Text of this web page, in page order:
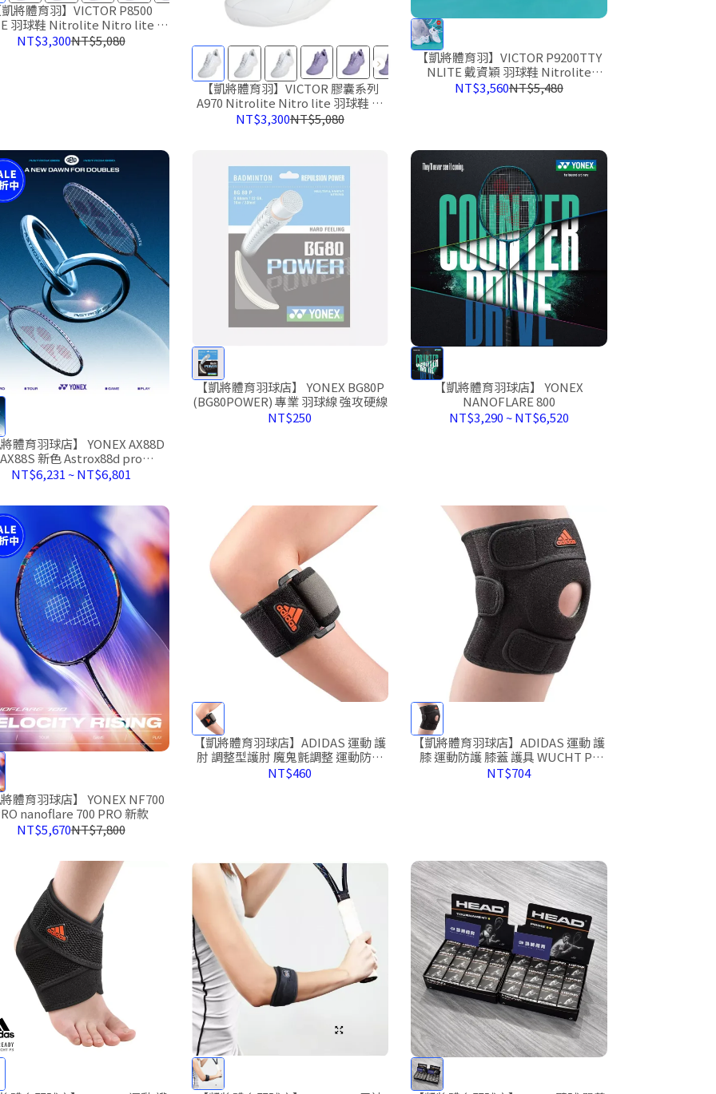
將體育羽】VICTOR P8500
羽球鞋 Nitrolite Nitro lite 新
色
NT$3,300NT$5,080
【凱將體育羽】VICTOR 膠囊系列
A970 Nitrolite Nitro lite 羽球鞋 新
色 V-SHAPE 2.5 CapsuleCollection
膠囊系列 勝利
NT$3,300NT$5,080
【凱將體育羽】VICTOR P9200TTY
NLITE 戴資穎 羽球鞋 Nitrolite
Nitro lite 新色 致敬系列
NT$3,560NT$5,480
體育羽球店】 YONEX AX88D
AX88S 新色 Astrox88d pro
Astrox88s pro 88d 88s
NT$6,231 ~NT$6,801
【凱將體育羽球店】 YONEX BG80P
(BG80POWER) 專業 羽球線 強攻硬線
NT$250
【凱將體育羽球店】 YONEX
NANOFLARE 800
NT$3,290~NT$6,520
體育羽球店】 YONEX NF700
nanoflare 700 PRO 新款
NT$5,670NT$7,800
【凱將體育羽球店】ADIDAS 運動 護
肘 調整型護肘 魔鬼氈調整 運動防護
手肘 護具 WUCHT P3 MB0221
NT$460
【凱將體育羽球店】ADIDAS 運動 護
膝 運動防護 膝蓋 護具 WUCHT P3
Knee MB0219
NT$704